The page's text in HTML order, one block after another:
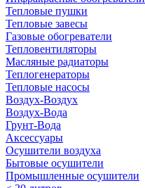
Тепловые пушки
Тепловые завесы
Газовые обогреватели
Тепловентиляторы
Масляные радиаторы
Теплогенераторы
Тепловые насосы
Воздух-Воздух
Воздух-Вода
Грунт-Вода
Аксессуары
Осушители воздуха
Бытовые осушители
Промышленные осушители